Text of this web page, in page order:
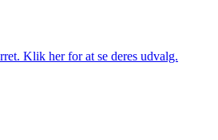
Klik her for at se deres udvalg.